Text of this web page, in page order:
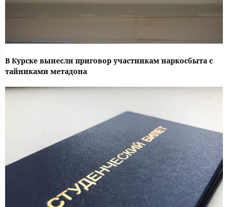
В Курске вынесли приговор участникам наркосбыта с
тайниками метадона